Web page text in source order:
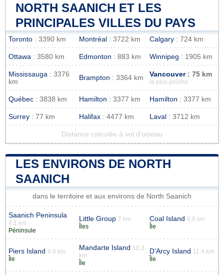
NORTH SAANICH ET LES
PRINCIPALES VILLES DU PAYS
Toronto : 3390 km Montréal : 3722 km Calgary : 724 km
Ottawa : 3580 km Edmonton : 883 km Winnipeg : 1905 km
Mississauga : 3376
km
Brampton : 3364 km Vancouver: 75 km
la plus proche
Québec : 3838 km Hamilton : 3377 km Hamilton : 3377 km
Surrey : 77 km Halifax : 4477 km Laval : 3712 km
Distance calculée à vol d'oiseau
LES ENVIRONS DE NORTH
SAANICH
dans le territoire et aux environs de North Saanich
Saanich Peninsula
4.1 km
Péninsule
Little Group 7 km
Îles
Coal Island 8.6 km
Île
Piers Island 9.6 km
Île
Mandarte Island 10.3
km
Île
D’Arcy Island 11.4 km
Île